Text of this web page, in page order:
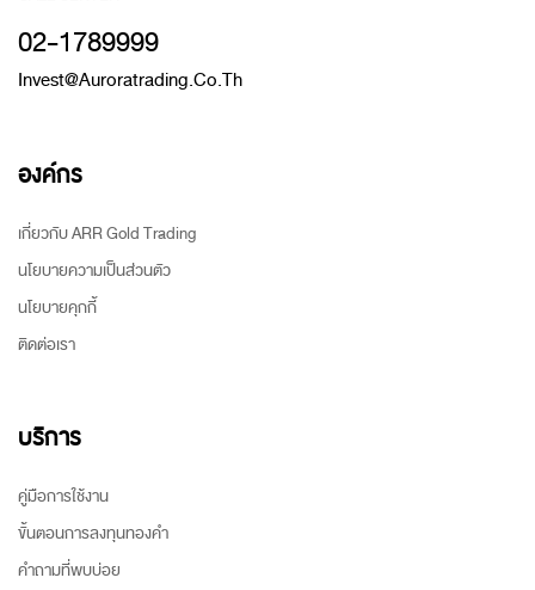
02-1789999
Invest@auroratrading.co.th
องค์กร
เกี่ยวกับ ARR Gold Trading
นโยบายความเป็นส่วนตัว
นโยบายคุกกี้
ติดต่อเรา
บริการ
คู่มือการใช้งาน
ขั้นตอนการลงทุนทองคำ
คำถามที่พบบ่อย